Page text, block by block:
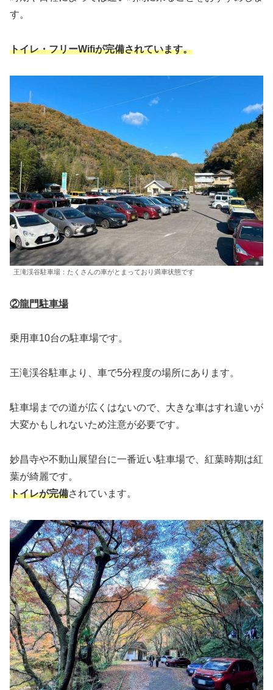
す。
トイレ・フリーWifiが完備されています。
王滝渓谷駐車場：たくさんの車がとまっており満車状態です
②龍門駐車場
乗用車10台の駐車場です。
王滝渓谷駐車より、車で5分程度の場所にあります。
駐車場までの道が広くはないので、大きな車はすれ違いが
大変かもしれないため注意が必要です。
妙昌寺や不動山展望台に一番近い駐車場で、紅葉時期は紅
葉が綺麗です。
トイレが完備されています。